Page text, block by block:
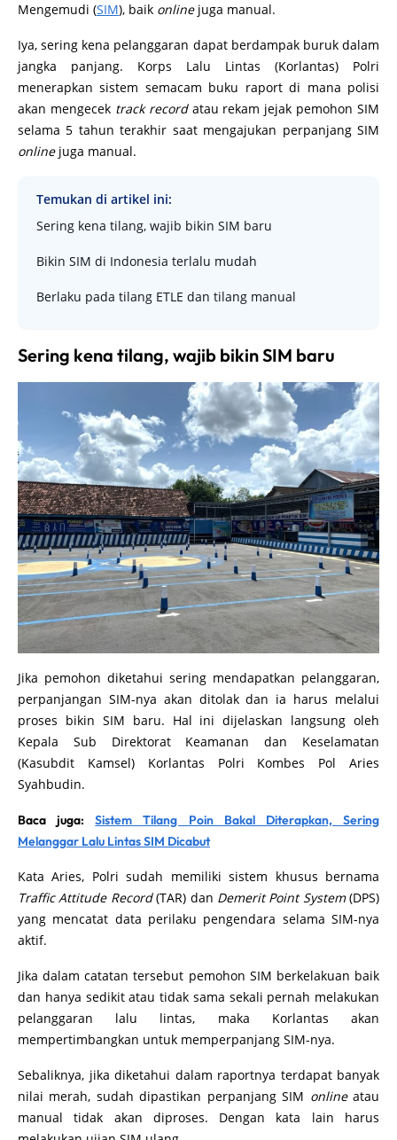
Mengemudi (SIM), baik onlinejuga manual.
Iya, sering kena pelanggaran dapat berdampak buruk dalam
jangka panjang. Korps Lalu Lintas (Korlantas) Polri
menerapkan sistem semacam buku raport di mana polisi
akan mengecek track recordatau rekam jejak pemohon SIM
selama 5 tahun terakhir saat mengajukan perpanjang SIM
onlinejuga manual.
Temukan di artikel ini:
Sering kena tilang, wajib bikin SIM baru
Bikin SIM di Indonesia terlalu mudah
Berlaku pada tilang ETLE dan tilang manual
Sering kena tilang, wajib bikin SIM baru
Jika pemohon diketahui sering mendapatkan pelanggaran,
perpanjangan SIM-nya akan ditolak dan ia harus melalui
proses bikin SIM baru. Hal ini dijelaskan langsung oleh
Kepala Sub Direktorat Keamanan dan Keselamatan
(Kasubdit Kamsel) Korlantas Polri Kombes Pol Aries
Syahbudin.
Baca juga:Sistem Tilang Poin Bakal Diterapkan, Sering
Melanggar Lalu Lintas SIM Dicabut
Kata Aries, Polri sudah memiliki sistem khusus bernama
Traffic Attitude Record(TAR) dan Demerit Point System(DPS)
yang mencatat data perilaku pengendara selama SIM-nya
aktif.
Jika dalam catatan tersebut pemohon SIM berkelakuan baik
dan hanya sedikit atau tidak sama sekali pernah melakukan
pelanggaran lalu lintas, maka Korlantas akan
mempertimbangkan untuk memperpanjang SIM-nya.
Sebaliknya, jika diketahui dalam raportnya terdapat banyak
nilai merah, sudah dipastikan perpanjang SIM onlineatau
manual tidak akan diproses. Dengan kata lain harus